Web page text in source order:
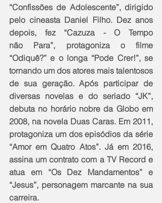
“Confissões de Adolescente”, dirigido
pelo cineasta Daniel Filho. Dez anos
depois, fez “Cazuza - O Tempo
não Para”, protagoniza o filme
“Odiquê?” e o longa “Pode Crer!”, se
tornando um dos atores mais talentosos
de sua geração. Após participar de
diversas novelas e do seriado “JK”,
debuta no horário nobre da Globo em
2008, na novela Duas Caras. Em 2011,
protagoniza um dos episódios da série
“Amor em Quatro Atos”. Já em 2016,
assina um contrato com a TV Record e
atua em “Os Dez Mandamentos” e
“Jesus”, personagem marcante na sua
carreira.